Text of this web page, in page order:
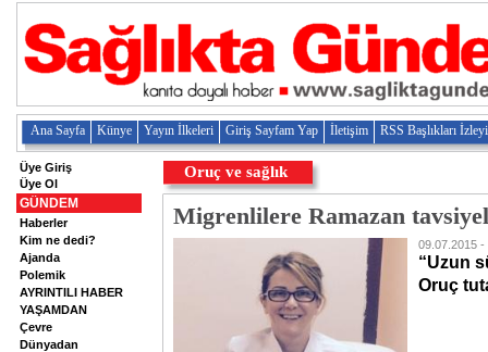
Ana Sayfa Künye Yayın İlkeleri Giriş Sayfam Yap İletişim RSS Başlıkları
Üye Giriş
Üye Ol
GÜNDEM
Haberler
Kim ne dedi?
Ajanda
Polemik
AYRINTILI HABER
YAŞAMDAN
Çevre
Dünyadan
Oruç ve sağlık
Migrenlilere Ramazan
09.07.2015 -
“Uzun
Oruç